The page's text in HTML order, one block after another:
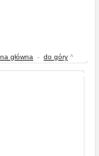
główna - do góry ^